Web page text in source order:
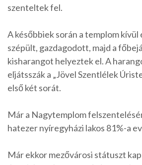
szenteltek fel.
A későbbiek során a templom kívül
szépült, gazdagodott, majd a
kisharangot helyeztek el. A
eljátsszák a „Jövel Szentlélek
első két sorát.
Már a Nagytemplom
hatezer nyíregyházi lakos 81%-a
Már ekkor mezővárosi státuszt